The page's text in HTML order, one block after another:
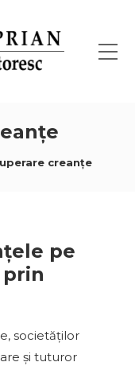
creanțe
pe
prin
societăților
și tuturor